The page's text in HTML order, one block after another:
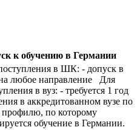
к обучению в Германии
в ШК: - допуск в
любое направление Для
в вуз: - требуется 1 год
в аккредитованном вузе по
профилю, по которому
обучение в Германии.